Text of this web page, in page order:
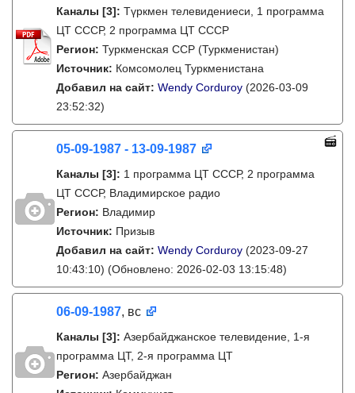
Каналы [3]: Түркмен телевидениеси, 1 программа
ЦТ СССР, 2 программа ЦТ СССР
Регион: Туркменская ССР (Туркменистан)
Источник: Комсомолец Туркменистана
Добавил на сайт: Wendy Corduroy (2026-03-09
23:52:32)
05-09-1987 - 13-09-1987
Каналы [3]: 1 программа ЦТ СССР, 2 программа
ЦТ СССР, Владимирское радио
Регион: Владимир
Источник: Призыв
Добавил на сайт: Wendy Corduroy (2023-09-27
10:43:10) (Обновлено: 2026-02-03 13:15:48)
06-09-1987, вс
Каналы [3]: Азербайджанское телевидение, 1-я
программа ЦТ, 2-я программа ЦТ
Регион: Азербайджан